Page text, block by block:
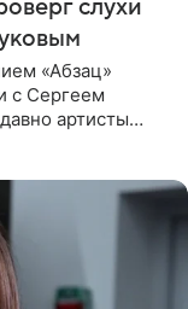
слухи
«Абзац»
с Сергеем
артисты